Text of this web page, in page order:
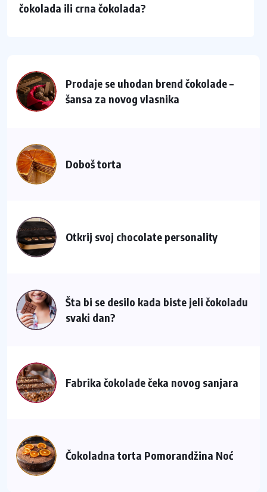
čokolada ili crna čokolada?
Prodaje se uhodan brend čokolade –
šansa za novog vlasnika
Doboš torta
Otkrij svoj chocolate personality
Šta bi se desilo kada biste jeli čokoladu
svaki dan?
Fabrika čokolade čeka novog sanjara
Čokoladna torta Pomorandžina Noć